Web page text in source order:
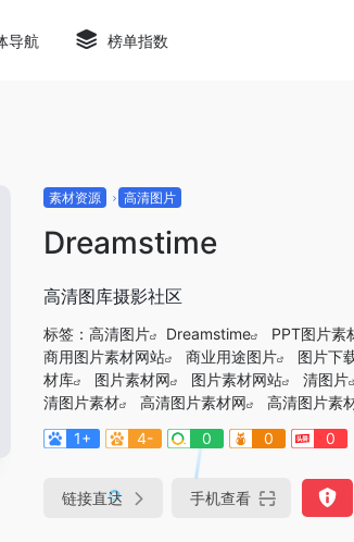
导航 榜单指数
素材资源 高清图片
Dreamstime
高清图库摄影社区
标签： 高清图片 Dreamstime PPT图片素
商用图片素材网站
商业用途图片 图片下
材库
图片素材网 图片素材网站 清图片
清图片素材
高清图片素材网
高清图片素
1+
4- 0 0 0
链接直达 手机查看